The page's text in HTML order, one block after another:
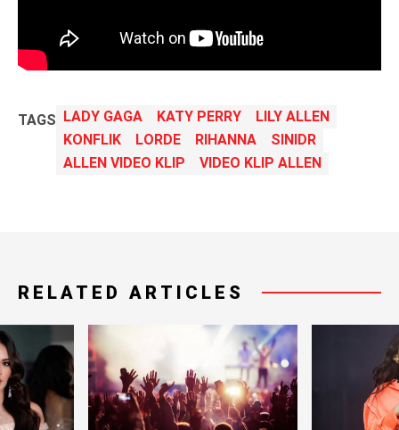
TAGS LADY GAGA KATY PERRY
LILY ALLEN
KONFLIK
LORDE RIHANNA
SINIDR
ALLEN VIDEO KLIP
VIDEO KLIP ALLEN
RELATED ARTICLES